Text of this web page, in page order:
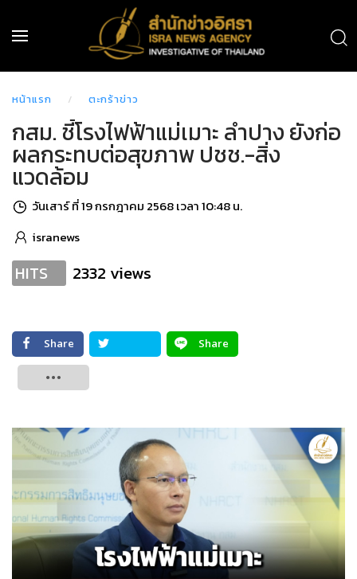
หน้าแรก ตะกร้าข่าว
กสม. ชี้โรงไฟฟ้าแม่เมาะ ลำปาง ยังก่อ
ผลกระทบต่อสุขภาพ ปชช.-สิ่ง
แวดล้อม
วันเสาร์ ที่ 19 กรกฎาคม 2568 เวลา 10:48 น.
isranews
HITS 2332 views
Share
Share